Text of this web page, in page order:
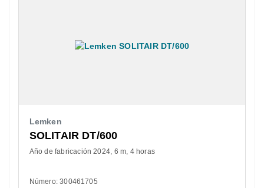
Lemken
SOLITAIR DT/600
Año de fabricación 2024 6 m 4 horas
Número: 300461705